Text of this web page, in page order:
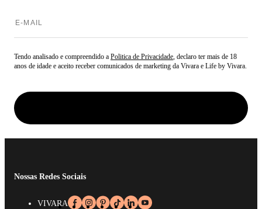
Tendo analisado e compreendido a Politica de Privacidade, declaro ter mais de 18
anos de idade e aceito receber comunicados de marketing da Vivara e Life by Vivara.
Nossas Redes Sociais
VIVARA